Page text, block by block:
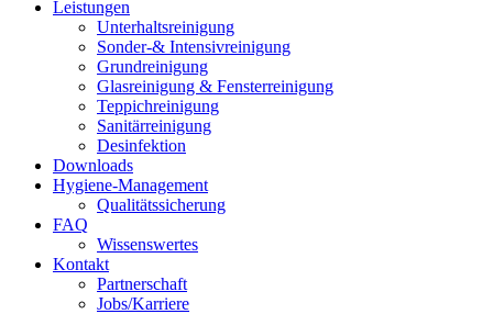
Leistungen
Unterhaltsreinigung
Sonder-& Intensivreinigung
Grundreinigung
Glasreinigung & Fensterreinigung
Teppichreinigung
Sanitärreinigung
Desinfektion
Downloads
Hygiene-Management
Qualitätssicherung
FAQ
Wissenswertes
Kontakt
Partnerschaft
Jobs/Karriere